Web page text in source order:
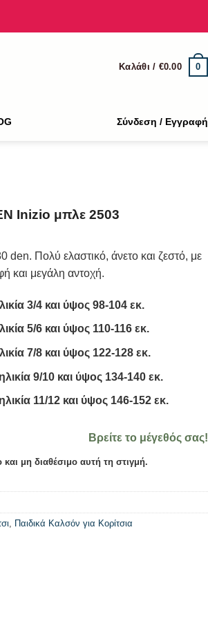
Καλάθι / €0.00 0
Σύνδεση / Εγγραφή
Inizio μπλε 2503
den. Πολύ ελαστικό, άνετο και ζεστό, με
και μεγάλη αντοχή.
3/4 και ύψος 98-104 εκ.
5/6 και ύψος 110-116 εκ.
7/8 και ύψος 122-128 εκ.
9/10 και ύψος 134-140 εκ.
11/12 και ύψος 146-152 εκ.
Βρείτε το μέγεθός σας!
και μη διαθέσιμο αυτή τη στιγμή.
Παιδικά Καλσόν για Κορίτσια